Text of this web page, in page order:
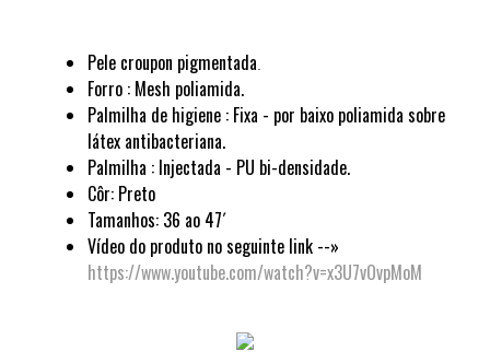
Pele croupon pigmentada
Forro : Mesh poliamida.
Palmilha de higiene : Fixa - por baixo poliamida sobre
látex antibacteriana.
Palmilha : Injectada - PU bi-densidade.
Côr: Preto
Tamanhos: 36 ao 47´
Vídeo do produto no seguinte link --»
https://www.youtube.com/watch?v=x3U7vOvpMoM